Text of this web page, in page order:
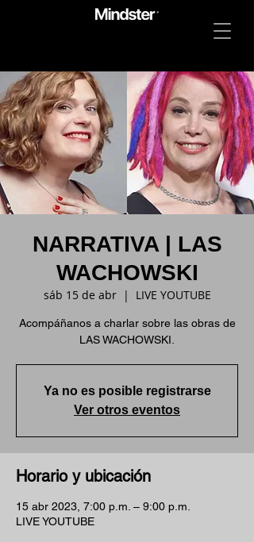
NARRATIVA | LAS
WACHOWSKI
sáb 15 de abr
  |
LIVE YOUTUBE
Acompáñanos a charlar sobre las obras de
LAS WACHOWSKI.
Ya no es posible registrarse
Ver otros eventos
Horario y ubicación
15 abr 2023, 7:00 p.m. – 9:00 p.m.
LIVE YOUTUBE